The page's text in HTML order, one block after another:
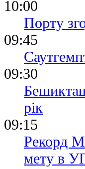
10:00
Порту
09:45
09:30
рік
09:15
Рекорд
мету в